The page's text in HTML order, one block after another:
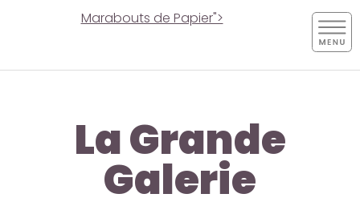
Marabouts de Papier">
La Grande
Galerie